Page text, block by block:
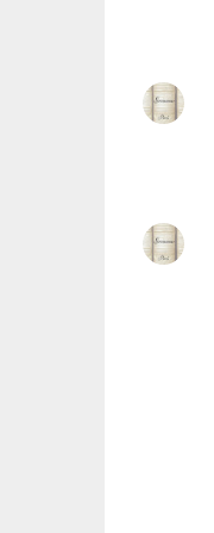
n
t
r
e